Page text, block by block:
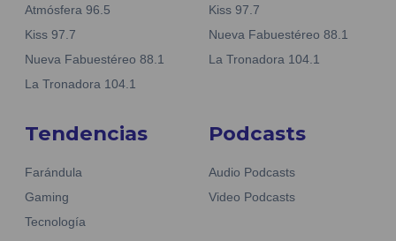
Atmósfera 96.5
Kiss 97.7
Nueva Fabuestéreo 88.1
La Tronadora 104.1
Kiss 97.7
Nueva Fabuestéreo 88.1
La Tronadora 104.1
Tendencias
Farándula
Gaming
Tecnología
Podcasts
Audio Podcasts
Video Podcasts